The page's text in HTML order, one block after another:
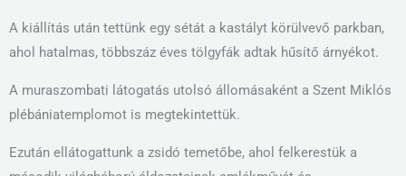
A kiállítás után tettünk egy sétát a kastályt körülvevő parkban,
ahol hatalmas, többszáz éves tölgyfák adtak hűsítő árnyékot.
A muraszombati látogatás utolsó állomásaként a Szent Miklós
plébániatemplomot is megtekintettük.
Ezután ellátogattunk a zsidó temetőbe, ahol felkerestük a